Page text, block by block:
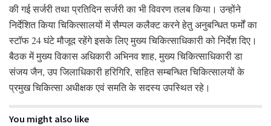
की गई सर्जरी तथा प्रतिदिन सर्जरी का भी विवरण तलब किया। उन्होंने
निर्देशित किया चिकित्सालयों में सैम्पल कलैक्ट करने हेतु अनुबन्धित फर्मों का
स्टॉफ 24 घंटे मौजूद रहेंगे इसके लिए मुख्य चिकित्साधिकारी को निर्देश दिए।
बैठक में मुख्य विकास अधिकारी अभिनव शाह, मुख्य चिकित्साधिकारी डा
संजय जैन, उप जिलाधिकारी हरिगिरि, सहित सम्बन्धित चिकित्सालयों के
प्रमुख चिकित्सा अधीक्षक एवं समति के सदस्य उपस्थित रहे।
You might also like